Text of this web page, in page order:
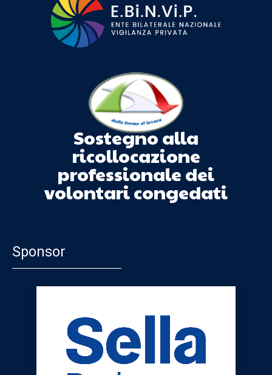
Sostegno alla
ricollocazione
professionale dei
volontari congedati
Sponsor